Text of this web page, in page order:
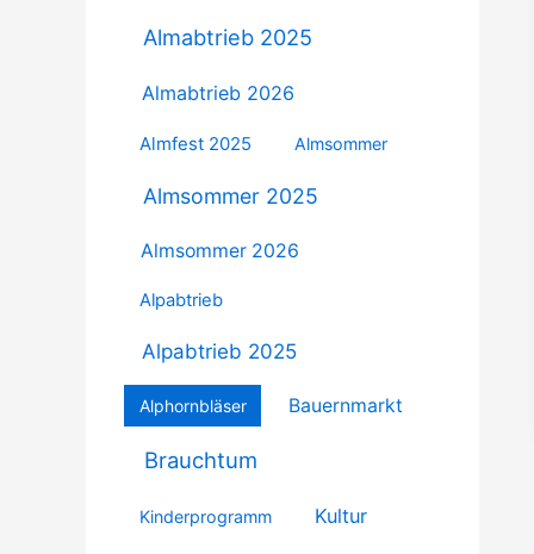
Almabtrieb 2025
Almabtrieb 2026
Almfest 2025 Almsommer
Almsommer 2025
Almsommer 2026
Alpabtrieb
Alpabtrieb 2025
Alphornbläser Bauernmarkt
Brauchtum
Kinderprogramm Kultur